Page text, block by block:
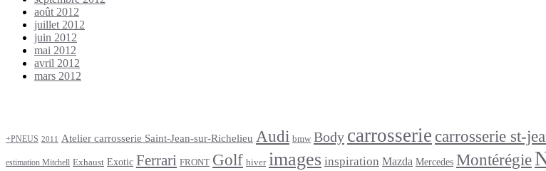
août 2012
juillet 2012
juin 2012
mai 2012
avril 2012
mars 2012
+PNEUS 2011 Atelier carrosserie Saint-Jean-sur-Richelieu Audi bmw Body carrosserie carrosserie st-
estimation Mitchell Exhaust Exotic Ferrari FRONT Golf hiver images inspiration Mazda Mercedes Montérégie